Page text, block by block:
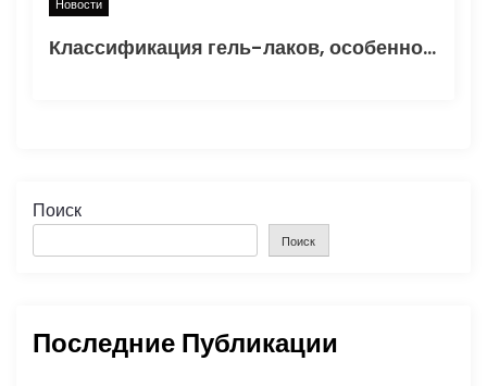
Новости
Классификация гель-лаков, особенности состава и критерии выбора
Поиск
Поиск
Последние Публикации